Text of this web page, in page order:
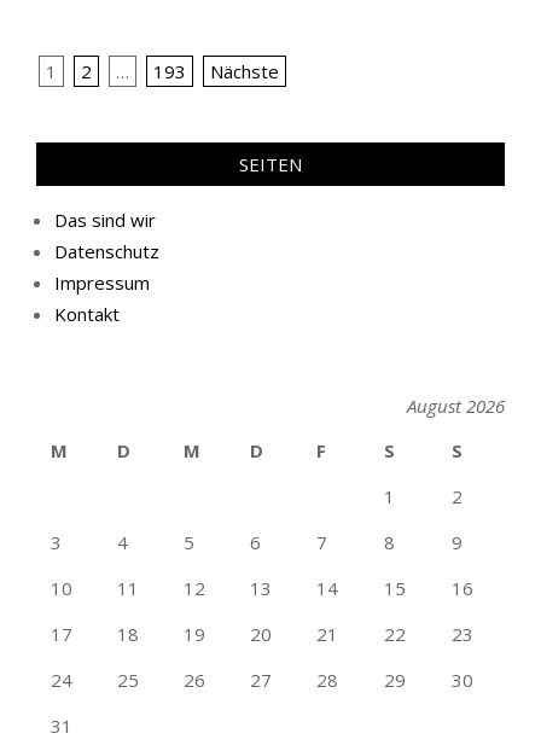
Seitennummerierung
1 2 … 193 Nächste
SEITEN
Das sind wir
Datenschutz
Impressum
Kontakt
August 2026
M
D M D F S
S
1
2
3
4 5 6 7 8
9
10
11 12 13 14 15
16
17
18 19 20 21 22
23
24
25 26 27 28 29
30
31